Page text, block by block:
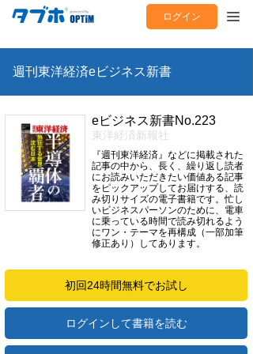
ログイン
週刊東洋経済eビジネス新書
eビジネス新書No.223
東洋経済新報社
『週刊東洋経済』などに掲載された
記事の中から、長く、繰り返し読者
にお読みいただきたい価値ある記事
をピックアップしてお届けする、読
み切りサイズの電子書籍です。忙し
いビジネスパーソンのために、電車
に乗っている時間で読み切れるよう
にワン・テーマを再構成（一部加筆
修正あり）してあります。
初回24時間無料でお試し
ログインして書籍を読む